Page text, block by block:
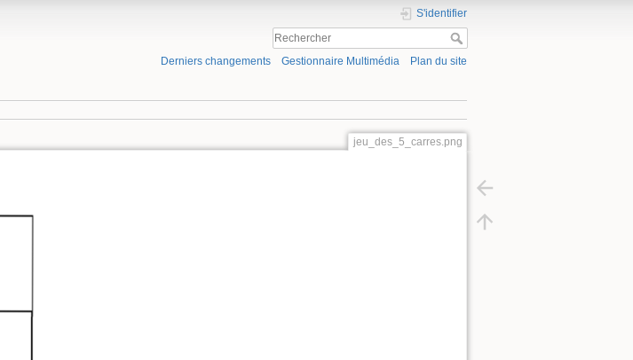
S'identifier
Derniers changements Gestionnaire Multimédia Plan du site
jeu_des_5_carres.png